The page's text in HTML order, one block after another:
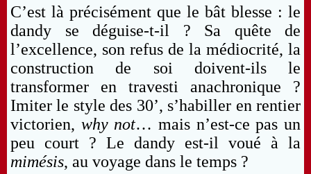
C’est là précisément que le bât blesse : le
dandy se déguise-t-il ? Sa quête de
l’excellence, son refus de la médiocrité, la
construction de soi doivent-ils le
transformer en travesti anachronique ?
Imiter le style des 30’, s’habiller en rentier
victorien, why not… mais n’est-ce pas un
peu court ? Le dandy est-il voué à la
mimésis, au voyage dans le temps ?